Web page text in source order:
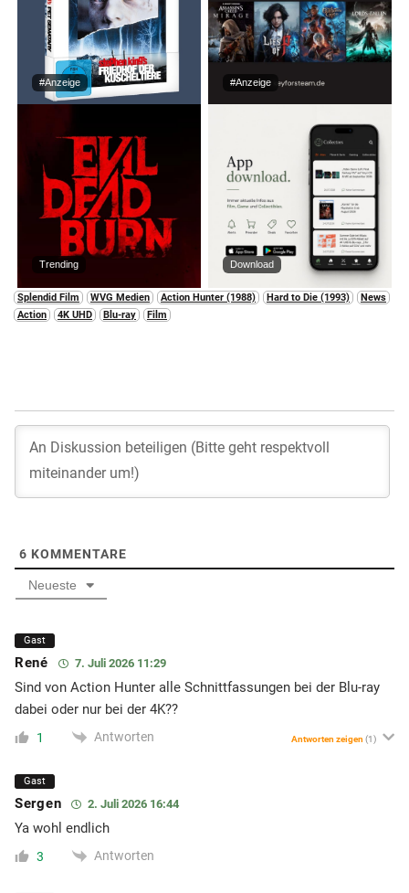
#Anzeige #Anzeige
Trending Download
Splendid Film WVG Medien Action Hunter (1988) Hard to Die (1993)
News
Action
4K UHD Blu-ray Film
6 KOMMENTARE
Neueste
Gast
René 7. Juli 2026 11:29
Sind von Action Hunter alle Schnittfassungen bei der Blu-ray
dabei oder nur bei der 4K??
1 Antworten Antworten zeigen (1)
Gast
Sergen 2. Juli 2026 16:44
Ya wohl endlich
3 Antworten